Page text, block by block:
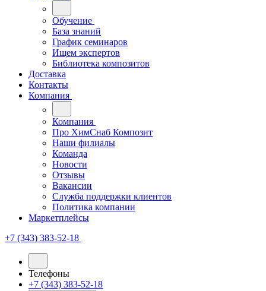
Обучение
База знаний
График семинаров
Ищем экспертов
Библиотека композитов
Доставка
Контакты
Компания
Компания
Про ХимСнаб Композит
Наши филиалы
Команда
Новости
Отзывы
Вакансии
Служба поддержки клиентов
Политика компании
Маркетплейсы
+7 (343) 383-52-18
Телефоны
+7 (343) 383-52-18